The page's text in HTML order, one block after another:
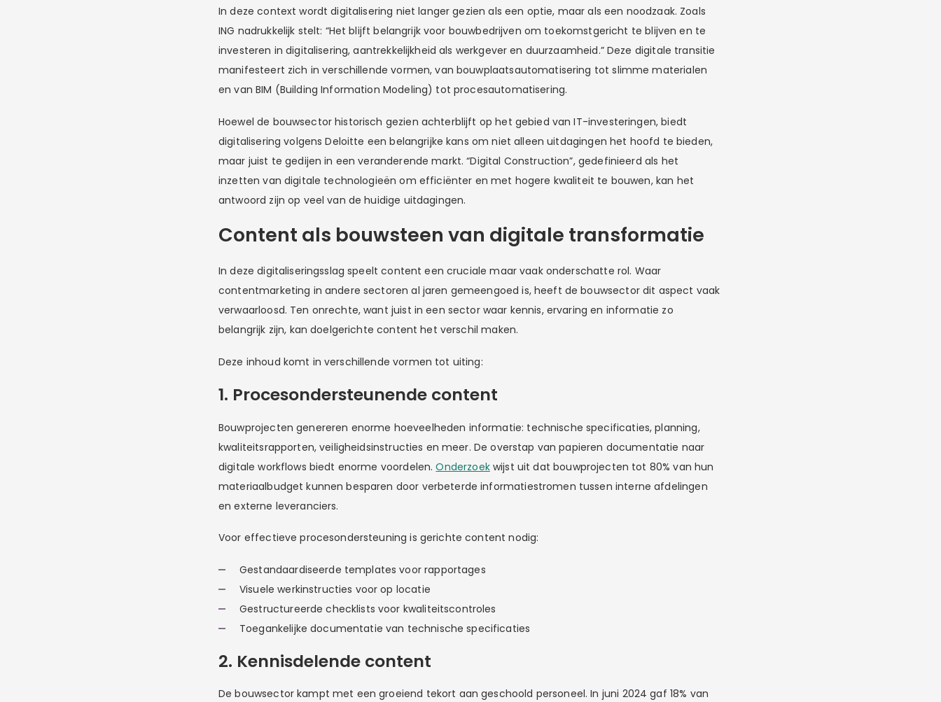
In deze context wordt digitalisering niet langer gezien als een optie, maar als een noodzaak. Zoals
ING nadrukkelijk stelt: “Het blijft belangrijk voor bouwbedrijven om toekomstgericht te blijven en te
investeren in digitalisering, aantrekkelijkheid als werkgever en duurzaamheid.” Deze digitale transitie
manifesteert zich in verschillende vormen, van bouwplaatsautomatisering tot slimme materialen
en van BIM (Building Information Modeling) tot procesautomatisering.
Hoewel de bouwsector historisch gezien achterblijft op het gebied van IT-investeringen, biedt
digitalisering volgens Deloitte een belangrijke kans om niet alleen uitdagingen het hoofd te bieden,
maar juist te gedijen in een veranderende markt. “Digital Construction”, gedefinieerd als het
inzetten van digitale technologieën om efficiënter en met hogere kwaliteit te bouwen, kan het
antwoord zijn op veel van de huidige uitdagingen.
Content als bouwsteen van digitale transformatie
In deze digitaliseringsslag speelt content een cruciale maar vaak onderschatte rol. Waar
contentmarketing in andere sectoren al jaren gemeengoed is, heeft de bouwsector dit aspect vaak
verwaarloosd. Ten onrechte, want juist in een sector waar kennis, ervaring en informatie zo
belangrijk zijn, kan doelgerichte content het verschil maken.
Deze inhoud komt in verschillende vormen tot uiting:
1. Procesondersteunende content
Bouwprojecten genereren enorme hoeveelheden informatie: technische specificaties, planning,
kwaliteitsrapporten, veiligheidsinstructies en meer. De overstap van papieren documentatie naar
digitale workflows biedt enorme voordelen.Onderzoekwijst uit dat bouwprojecten tot 80% van hun
materiaalbudget kunnen besparen door verbeterde informatiestromen tussen interne afdelingen
en externe leveranciers.
Voor effectieve procesondersteuning is gerichte content nodig:
Gestandaardiseerde templates voor rapportages
Visuele werkinstructies voor op locatie
Gestructureerde checklists voor kwaliteitscontroles
Toegankelijke documentatie van technische specificaties
2. Kennisdelende content
De bouwsector kampt met een groeiend tekort aan geschoold personeel. In juni 2024 gaf 18% van